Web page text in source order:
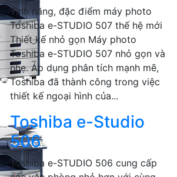
Tính năng, đặc điểm máy photo
Toshiba e-STUDIO 507 thế hệ mới
Thiết kế nhỏ gọn Máy photo
Toshiba e-STUDIO 507 nhỏ gọn và
nhẹ. Áp dụng phân tích mạnh mẽ,
Toshiba đã thành công trong việc
thiết kế ngoại hình của...
Toshiba e-Studio
506
Toshiba e-STUDIO 506 cung cấp